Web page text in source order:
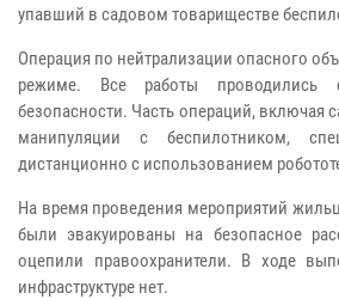
упавший в садовом товариществе
Операция по нейтрализации опасного
режиме. Все работы
безопасности. Часть операций, включая
манипуляции с беспилотником,
дистанционно с использованием
На время проведения мероприятий
были эвакуированы на безопасное
оцепили правоохранители. В ходе
инфраструктуре нет.